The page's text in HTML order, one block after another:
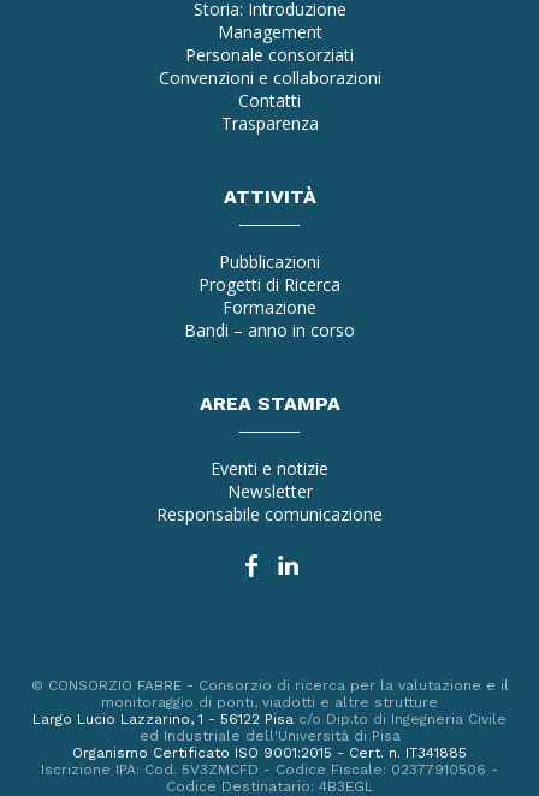
Storia: Introduzione
Management
Personale consorziati
Convenzioni e collaborazioni
Contatti
Trasparenza
ATTIVITÀ
Pubblicazioni
Progetti di Ricerca
Formazione
Bandi – anno in corso
AREA STAMPA
Eventi e notizie
Newsletter
Responsabile comunicazione
© CONSORZIO FABRE - Consorzio di ricerca per la valutazione e il
monitoraggio di ponti, viadotti e altre strutture
Largo Lucio Lazzarino, 1 - 56122 Pisa c/o Dip.to di Ingegneria Civile
ed Industriale dell'Università di Pisa
Organismo Certificato ISO 9001:2015 - Cert. n. IT341885
Iscrizione IPA: Cod. 5V3ZMCFD - Codice Fiscale: 02377910506 -
Codice Destinatario: 4B3EGL